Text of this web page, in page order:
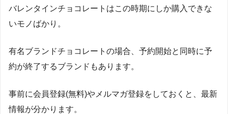
バレンタインチョコレートはこの時期にしか購入できな
いモノばかり。
有名ブランドチョコレートの場合、予約開始と同時に予
約が終了するブランドもあります。
事前に会員登録(無料)やメルマガ登録をしておくと、最新
情報が分かります。